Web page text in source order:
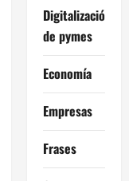
Digitalización
de pymes
Economía
Empresas
Frases